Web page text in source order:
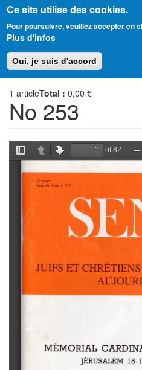
Ce site utilise des cookies.
Pour poursuivre, veuillez accepter en
Plus d'infos
Oui, je suis d'accord
au
contenu
principal
Amitié
1 articleTotal : 0,00 €
No 253